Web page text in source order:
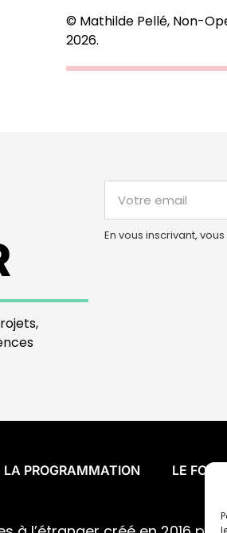
© Mathilde Pellé, Non-
2026.
En vous inscrivant,
LA PROGRAMMATION LE